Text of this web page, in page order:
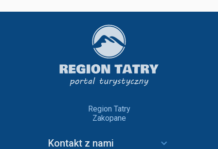
Region Tatry
Zakopane
Kontakt z nami